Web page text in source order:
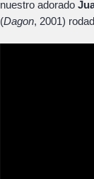
nuestro adorado
(Dagon, 2001)